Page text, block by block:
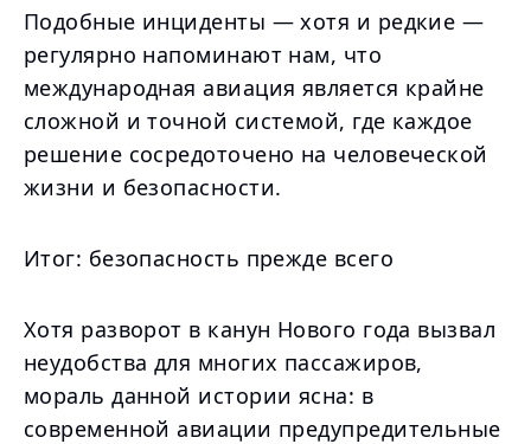
Подобные инциденты — хотя и редкие —
регулярно напоминают нам, что
международная авиация является крайне
сложной и точной системой, где каждое
решение сосредоточено на человеческой
жизни и безопасности.
Итог: безопасность прежде всего
Хотя разворот в канун Нового года вызвал
неудобства для многих пассажиров,
мораль данной истории ясна: в
современной авиации предупредительные